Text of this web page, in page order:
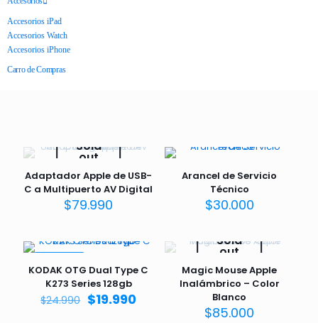
Accesorios iPad
Accesorios Watch
Accesorios iPhone
Carro de Compras
Sold
out
Adaptador Apple de USB-
C a Multipuerto AV Digital
$79.990
Arancel de Servicio
Técnico
$30.000
KODAK OTG Dual Type C
K273 Series 128gb
$24.990 $19.990
Sold
out
Magic Mouse Apple
Inalámbrico – Color
Blanco
$85.000